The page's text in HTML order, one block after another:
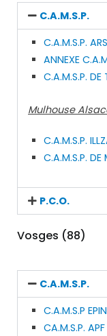
C.A.M.S.P.
C.A.M.S.P.
ANNEXE
C.A.M.S.P. DE
Mulhouse
C.A.M.S.P.
C.A.M.S.P. DE
P.C.O.
Vosges (88)
C.A.M.S.P.
C.A.M.S.P
CA.M.S.P.